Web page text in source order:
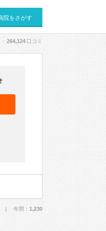
院をさがす
264,124 口コミ
| 年間： 1,230